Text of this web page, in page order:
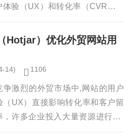
体验（UX）和转化率（CVR）是
企业在线业务成功与否的关键指
无论是电商平台、SaaS企业还是
Hotjar）优化外贸网站用
14) 1106
争激烈的外贸市场中,网站的用户
（UX）直接影响转化率和客户留
，许多企业投入大量资源进行SE
告投放，却忽视了用户行为分析